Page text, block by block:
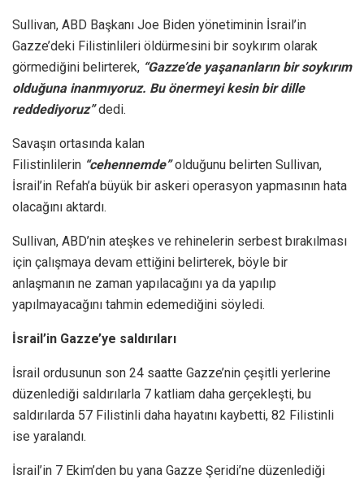
Sullivan, ABD Başkanı Joe Biden yönetiminin İsrail’in
Gazze’deki Filistinlileri öldürmesini bir soykırım olarak
görmediğini belirterek, “Gazze’de yaşananların bir soykırım
olduğuna inanmıyoruz. Bu önermeyi kesin bir dille
reddediyoruz”dedi.
Savaşın ortasında kalan
Filistinlilerin “cehennemde”olduğunu belirten Sullivan,
İsrail’in Refah’a büyük bir askeri operasyon yapmasının hata
olacağını aktardı.
Sullivan, ABD’nin ateşkes ve rehinelerin serbest bırakılması
için çalışmaya devam ettiğini belirterek, böyle bir
anlaşmanın ne zaman yapılacağını ya da yapılıp
yapılmayacağını tahmin edemediğini söyledi.
İsrail’in Gazze’ye saldırıları
İsrail ordusunun son 24 saatte Gazze’nin çeşitli yerlerine
düzenlediği saldırılarla 7 katliam daha gerçekleşti, bu
saldırılarda 57 Filistinli daha hayatını kaybetti, 82 Filistinli
ise yaralandı.
İsrail’in 7 Ekim’den bu yana Gazze Şeridi’ne düzenlediği